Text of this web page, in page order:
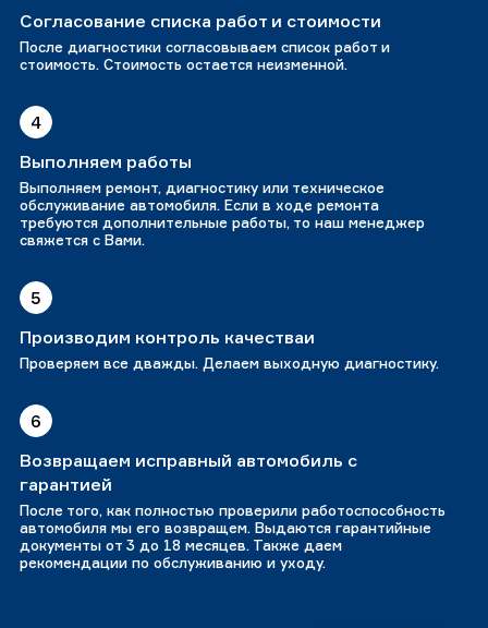
Согласование списка работ и стоимости
После диагностики согласовываем список работ и
стоимость. Стоимость остается неизменной.
4
Выполняем работы
Выполняем ремонт, диагностику или техническое
обслуживание автомобиля. Если в ходе ремонта
требуются дополнительные работы, то наш менеджер
свяжется с Вами.
5
Производим контроль качестваи
Проверяем все дважды. Делаем выходную диагностику.
6
Возвращаем исправный автомобиль с
гарантией
После того, как полностью проверили работоспособность
автомобиля мы его возвращем. Выдаются гарантийные
документы от 3 до 18 месяцев. Также даем
рекомендации по обслуживанию и уходу.